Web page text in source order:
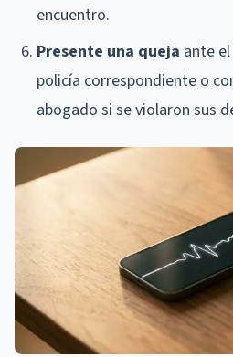
encuentro.
Presente una queja ante
policía correspondiente o
abogado si se violaron sus